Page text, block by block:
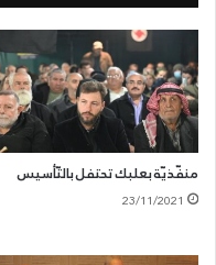
منفّذيّة بعلبك تحتفل بالتّأسيس
23/11/2021